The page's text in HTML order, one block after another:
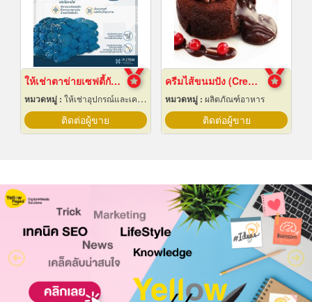
ให้เช่าตาข่ายเซฟตี้กันตก Safety net
หมวดหมู่ : ให้เช่าอุปกรณ์และเครื่องใช้สำหรับผู้รับเหมาก่อสร้าง
ติดต่อผู้ขาย
ครีมไส้ขนมปัง (Cream fillings for bread)
หมวดหมู่ : ผลิตภัณฑ์อาหาร
ติดต่อผู้ขาย